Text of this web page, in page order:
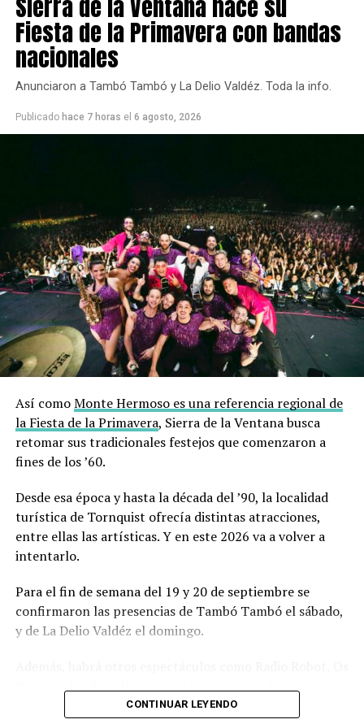
Sierra de la Ventana hace su
Fiesta de la Primavera con bandas
nacionales
Anunciaron a Tambó Tambó y La Delio Valdéz. Toda la info.
Publicado hace 7 horas el 6 agosto, 2026
Así comoMonte Hermoso es una referencia regional de
la Fiesta de la Primavera, Sierra de la Ventana busca
retomar sus tradicionales festejos que comenzaron a
fines de los ’60.
Desde esa época y hasta la década del ’90, la localidad
turística de Tornquist ofrecía distintas atracciones,
entre ellas las artísticas. Y en este 2026 va a volver a
intentarlo.
Para el fin de semana del 19 y 20 de septiembre se
confirmaron las presencias de Tambó Tambó el sábado,
y de La Delio Valdéz el domingo.
DeLorean, Fondo Blanco, y Paredes Molina.
CONTINUAR LEYENDO